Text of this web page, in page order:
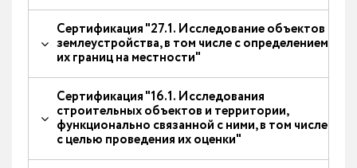
Сертификация "27.1. Исследование объектов
землеустройства, в том числе с определением
их границ на местности"
Сертификация "16.1. Исследования
строительных объектов и территории,
функционально связанной с ними, в том числе
с целью проведения их оценки"